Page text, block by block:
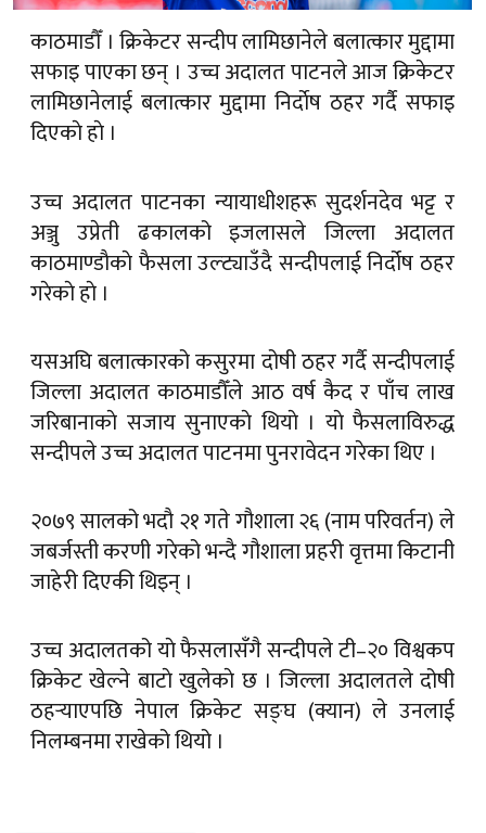
काठमाडौँ । क्रिकेटर सन्दीप लामिछानेले बलात्कार मुद्दामा
सफाइ पाएका छन् । उच्च अदालत पाटनले आज क्रिकेटर
लामिछानेलाई बलात्कार मुद्दामा निर्दाेष ठहर गर्दै सफाइ
दिएकाे हाे ।
उच्च अदालत पाटनका न्यायाधीशहरू सुदर्शनदेव भट्ट र
अञ्जु उप्रेती ढकालको इजलासले जिल्ला अदालत
काठमाण्डाैकाे फैसला उल्ट्याउँदै सन्दीपलाई निर्दोष ठहर
गरेकाे हाे ।
यसअघि बलात्कारको कसुरमा दोषी ठहर गर्दै सन्दीपलाई
जिल्ला अदालत काठमाडौँले आठ वर्ष कैद र पाँच लाख
जरिबानाकाे सजाय सुनाएकाे थियाे । याे फैसलाविरुद्ध
सन्दीपले उच्च अदालत पाटनमा पुनरावेदन गरेका थिए ।
२०७९ सालको भदाै २१ गते गाैशाला २६ (नाम परिवर्तन) ले
जबर्जस्ती करणी गरेको भन्दै गौशाला प्रहरी वृत्तमा किटानी
जाहेरी दिएकी थिइन् ।
उच्च अदालतको याे फैसलासँगै सन्दीपले टी–२० विश्वकप
क्रिकेट खेल्ने बाटाे खुलेकाे छ । जिल्ला अदालतले दोषी
ठहर्‍याएपछि नेपाल क्रिकेट सङ्घ (क्यान) ले उनलाई
निलम्बनमा राखेको थियो ।